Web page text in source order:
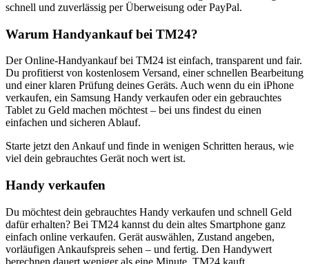
schnell und zuverlässig per Überweisung oder PayPal.
Warum Handyankauf bei TM24?
Der Online-Handyankauf bei TM24 ist einfach, transparent und fair.
Du profitierst von kostenlosem Versand, einer schnellen Bearbeitung
und einer klaren Prüfung deines Geräts. Auch wenn du ein iPhone
verkaufen, ein Samsung Handy verkaufen oder ein gebrauchtes
Tablet zu Geld machen möchtest – bei uns findest du einen
einfachen und sicheren Ablauf.
Starte jetzt den Ankauf und finde in wenigen Schritten heraus, wie
viel dein gebrauchtes Gerät noch wert ist.
Handy verkaufen
Du möchtest dein gebrauchtes Handy verkaufen und schnell Geld
dafür erhalten? Bei TM24 kannst du dein altes Smartphone ganz
einfach online verkaufen. Gerät auswählen, Zustand angeben,
vorläufigen Ankaufspreis sehen – und fertig. Den Handywert
berechnen dauert weniger als eine Minute. TM24 kauft